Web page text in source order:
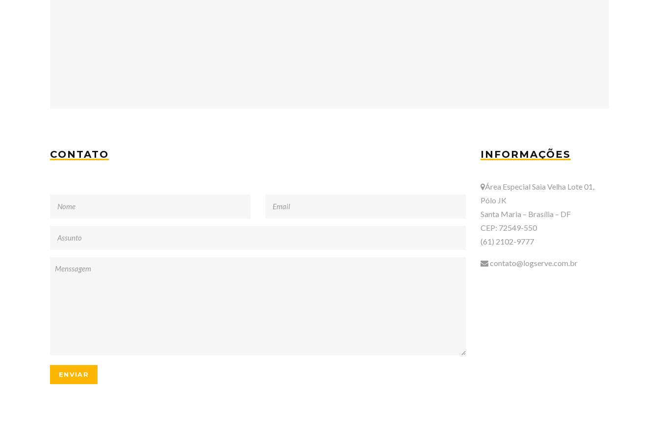
CONTATO INFORMAÇÕES
Área Especial Saia Velha Lote 01,
Pólo JK
Santa Maria – Brasília – DF
CEP: 72549-550
(61) 2102-9777
contato@logserve.com.br